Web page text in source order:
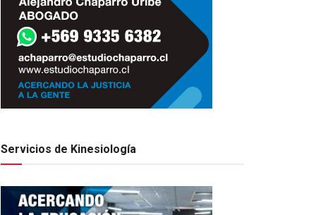
Servicios de Kinesiología